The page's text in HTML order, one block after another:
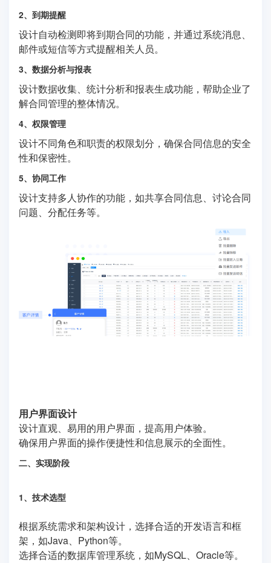
2、到期提醒
设计自动检测即将到期合同的功能，并通过系统消息、
邮件或短信等方式提醒相关人员。
3、数据分析与报表
设计数据收集、统计分析和报表生成功能，帮助企业了
解合同管理的整体情况。
4、权限管理
设计不同角色和职责的权限划分，确保合同信息的安全
性和保密性。
5、协同工作
设计支持多人协作的功能，如共享合同信息、讨论合同
问题、分配任务等。
用户界面设计
设计直观、易用的用户界面，提高用户体验。
确保用户界面的操作便捷性和信息展示的全面性。
二、实现阶段
1、技术选型
根据系统需求和架构设计，选择合适的开发语言和框
架，如Java、Python等。
选择合适的数据库管理系统，如MySQL、Oracle等。